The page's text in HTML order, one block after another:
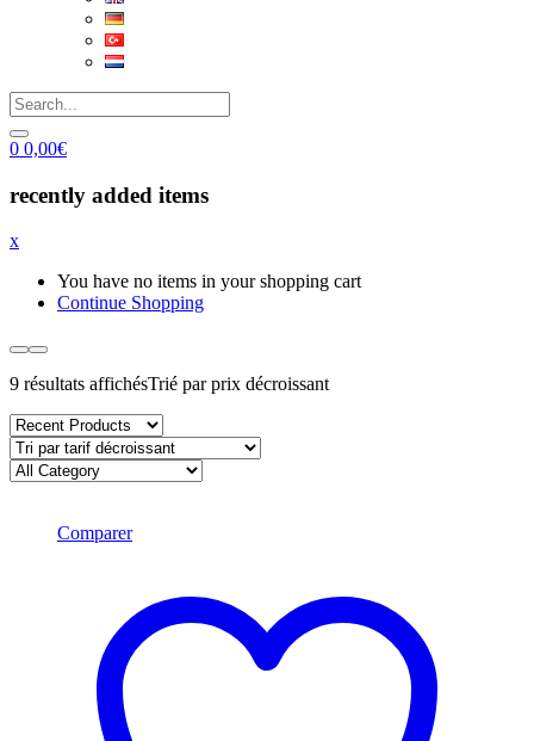
0 0,00€
recently added items
x
You have no items in your shopping cart
Continue Shopping
9 résultats affichésTrié par prix décroissant
Comparer